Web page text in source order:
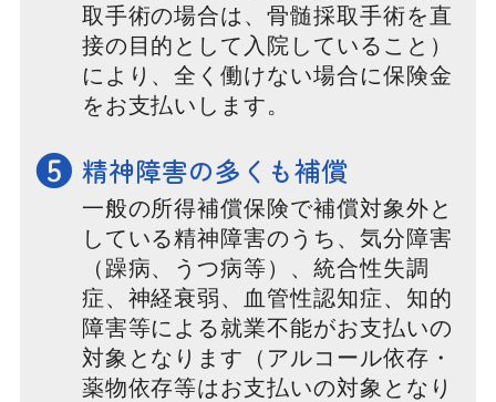
取手術の場合は、骨髄採取手術を直
接の目的として入院していること）
により、全く働けない場合に保険金
をお支払いします。
❺ 精神障害の多くも補償
一般の所得補償保険で補償対象外と
している精神障害のうち、気分障害
（躁病、うつ病等）、統合性失調
症、神経衰弱、血管性認知症、知的
障害等による就業不能がお支払いの
対象となります（アルコール依存・
薬物依存等はお支払いの対象となり